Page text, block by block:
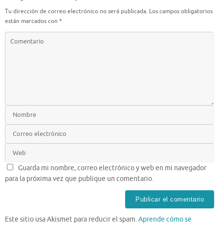
Tu dirección de correo electrónico no será publicada. Los campos obligatorios
están marcados con *
Guarda mi nombre, correo electrónico y web en mi navegador
para la próxima vez que publique un comentario.
Este sitio usa Akismet para reducir el spam.Aprende cómo se